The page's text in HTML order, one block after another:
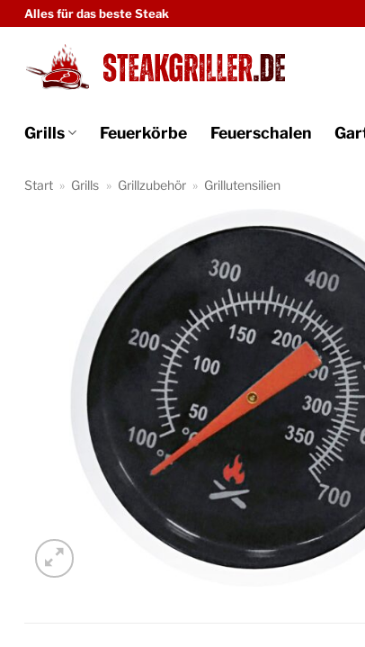
Zum
springen
Alles für das beste Steak
Grills Feuerkörbe Feuerschalen
Start » Grills » Grillzubehör » Grillutensilien